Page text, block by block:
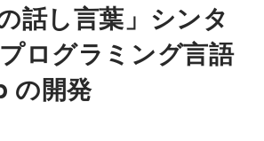
話し言葉」シンタ
ログラミング言語
開発